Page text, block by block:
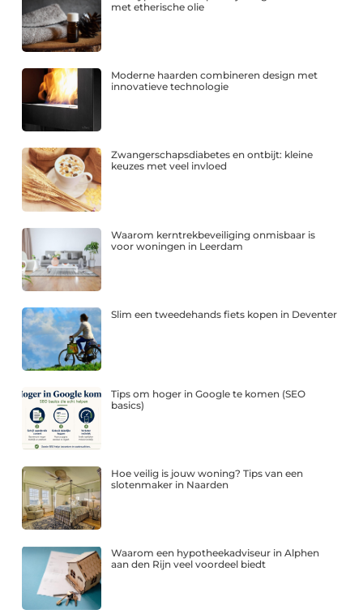
met etherische olie
Moderne haarden combineren design met
innovatieve technologie
Zwangerschapsdiabetes en ontbijt: kleine
keuzes met veel invloed
Waarom kerntrekbeveiliging onmisbaar is
voor woningen in Leerdam
Slim een tweedehands fiets kopen in Deventer
Tips om hoger in Google te komen (SEO
basics)
Hoe veilig is jouw woning? Tips van een
slotenmaker in Naarden
Waarom een hypotheekadviseur in Alphen
aan den Rijn veel voordeel biedt